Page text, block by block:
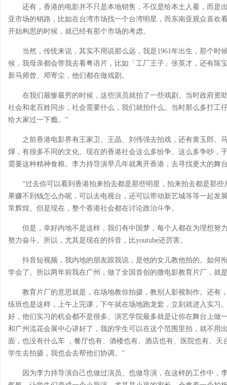
还有，香港的电影并不只是本地销售，不仅是给本土人看，而是
亚市场的销路，比如在台湾市场找一个台湾明星，而东南亚观众喜欢
开始构思的时候，就已经有那个市场的考虑。
当然，传统来说，其实不用说那么远，我是1961年出生，那个
候，我母亲都会带我去看粤语片，比如「工厂王子」张英才，还有陈
新马师曾、邓寄尘，他们都在做戏剧。
在我们最惨最穷的时候，这些演员就拍了一些戏剧。当时政府资
社会和老百姓同步，社会需要什么，我们就拍什么。当时那么多打工
给大家过一下瘾。”
之前香港电影界有王家卫、王晶、刘伟强去拍戏，还有黄玉郎、
煇，有很多不同的文化。现在的香港社会这么多纷争、这么多争吵，
需要这种精神食粮。李力持导演早几年就离开香港，去寻找更大的舞
“过去你可以看到香港拍来拍去都是那些明星，拍来拍去都是那
果赚不到钱怎么办呢，可以去电视台，还可以带动新艺城等等一起发
常辉煌。但是现在，整个香港社会都在讨论政治斗争。
但是，幸好内地不是这样，我们有中国梦，每个人都在为理想努
努力奋斗。所以，尤其是现在的抖音，比youtube还厉害。
抖音短视频，我内地的朋友跟我说，是他的女儿教他拍的。如何
学会了。所以两年前我在广州，做了全国首创的微电影教育片厂，就
教育片厂的意思就是，在场地教你拍摄，教别人影视制作。还有
练班也是这样，上午上完课，下午就在场地跑龙套，立刻就进入实习
好，他们实习的机会都不是很多。演艺学院最多就是让你在舞台上做
和广州流花会展中心讲好了，我的学生可以在这个范围里拍，就不用
面，也没有什么车 ，餐厅也有、酒楼也有、酒店也有、医院也有、
学生去拍摄，我也会去帮他们协调。”
因为李力持导演自己也做过演员、也做导演，在这样的工作中，